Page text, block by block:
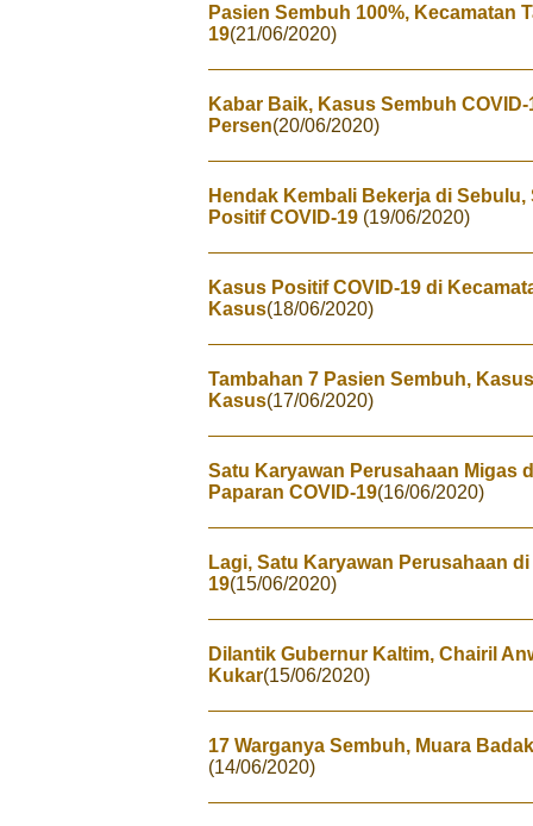
Pasien Sembuh 100%, Kecamatan
19(21/06/2020)
Kabar Baik, Kasus Sembuh
Persen(20/06/2020)
Hendak Kembali Bekerja di
Positif COVID-19 (19/06/2020)
Kasus Positif COVID-19 di
Kasus(18/06/2020)
Tambahan 7 Pasien Sembuh,
Kasus(17/06/2020)
Satu Karyawan Perusahaan Migas
Paparan COVID-19(16/06/2020)
Lagi, Satu Karyawan Perusahaan
19(15/06/2020)
Dilantik Gubernur Kaltim, Chairil
Kukar(15/06/2020)
17 Warganya Sembuh, Muara
(14/06/2020)